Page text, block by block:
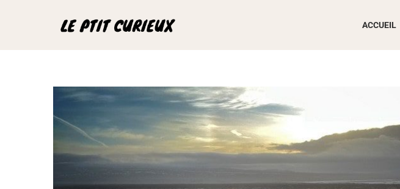
ACCUEIL